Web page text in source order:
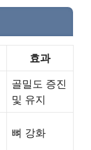
효과
골밀도 증진
및 유지
뼈 강화